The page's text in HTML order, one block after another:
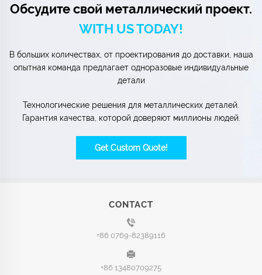
Обсудите свой металлический проект.
WITH US TODAY!
В больших количествах, от проектирования до доставки, наша
опытная команда предлагает одноразовые индивидуальные
детали
Технологические решения для металлических деталей.
Гарантия качества, которой доверяют миллионы людей.
Get Custom Quote!
CONTACT
+86 0769-82389116
+86 13480709275